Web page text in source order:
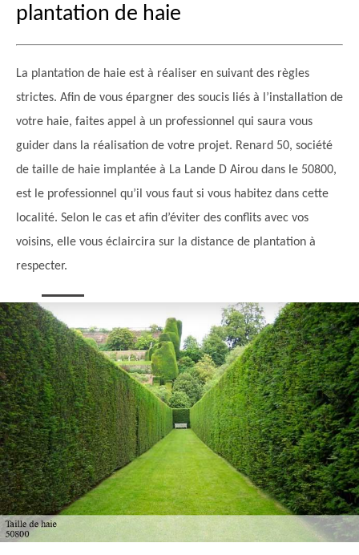
plantation de haie
La plantation de haie est à réaliser en suivant des règles
strictes. Afin de vous épargner des soucis liés à l’installation de
votre haie, faites appel à un professionnel qui saura vous
guider dans la réalisation de votre projet. Renard 50, société
de taille de haie implantée à La Lande D Airou dans le 50800,
est le professionnel qu’il vous faut si vous habitez dans cette
localité. Selon le cas et afin d’éviter des conflits avec vos
voisins, elle vous éclaircira sur la distance de plantation à
respecter.